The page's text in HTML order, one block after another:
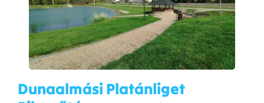
Dunaalmási Platánliget